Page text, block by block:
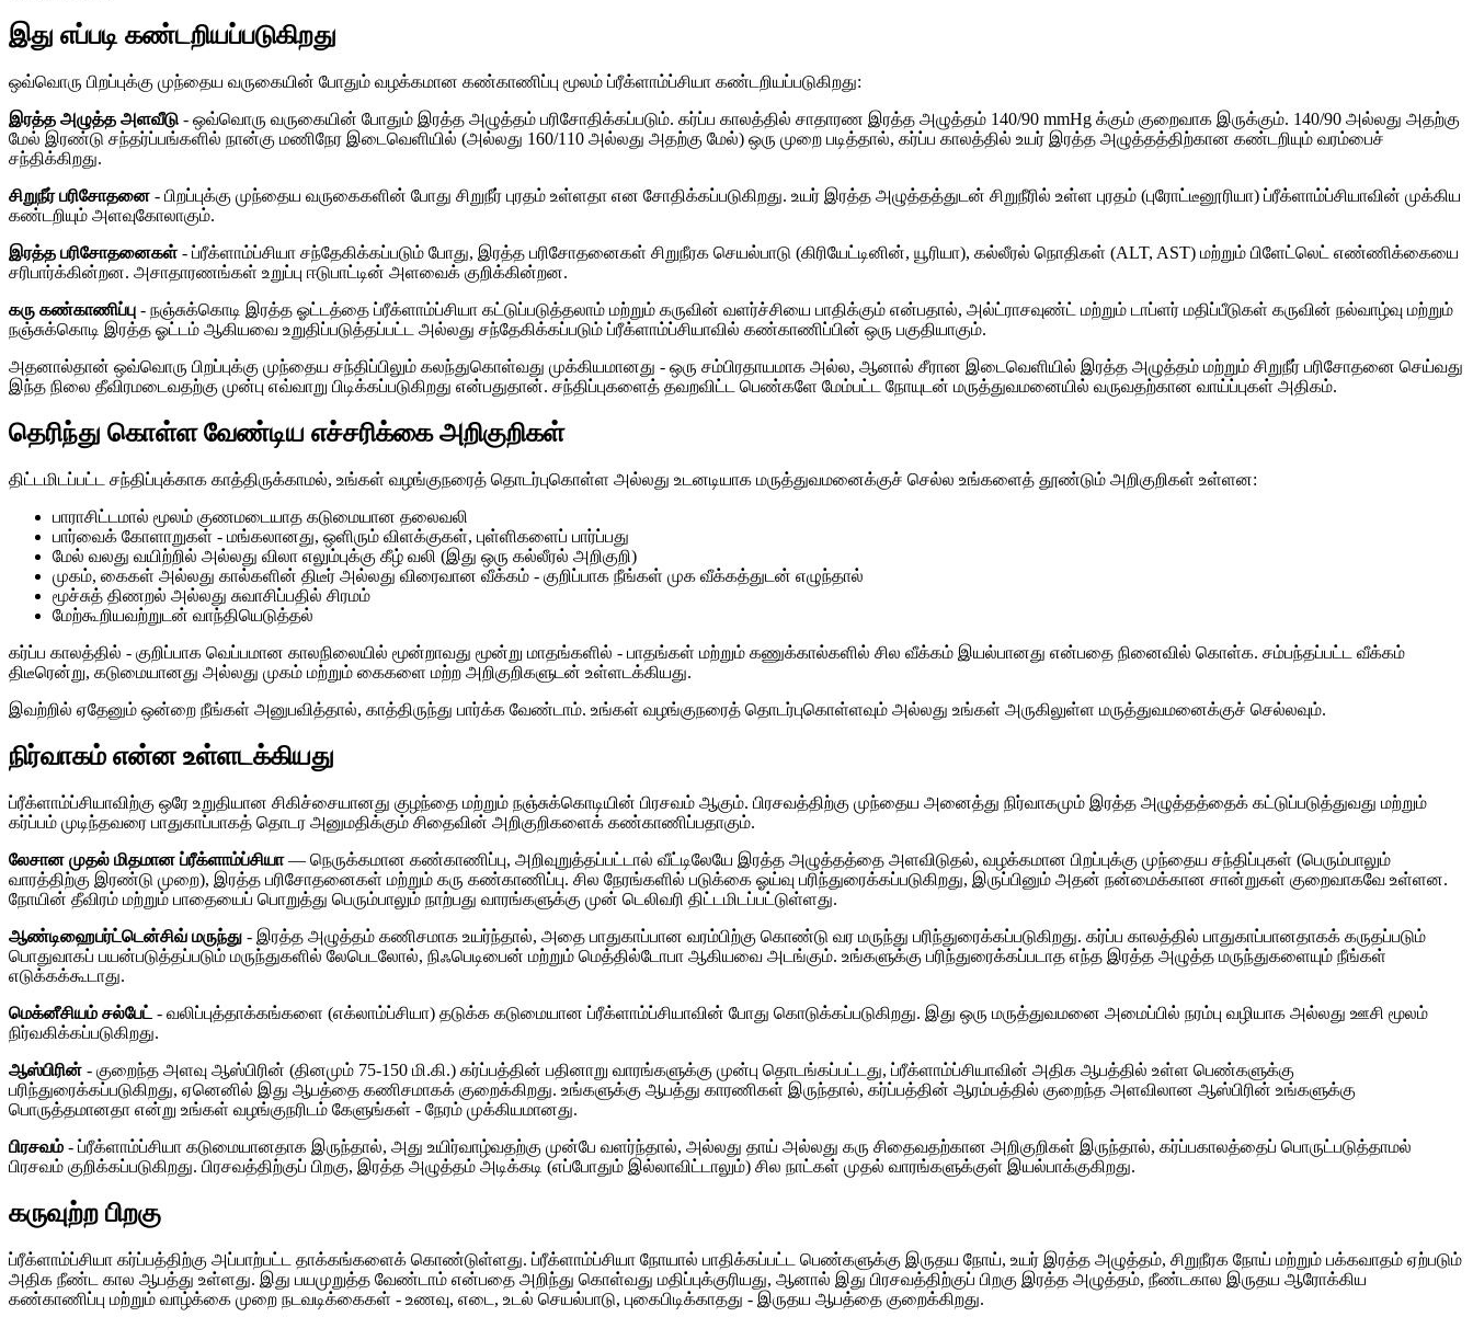
இது எப்படி கண்டறியப்படுகிறது
ஒவ்வொரு பிறப்புக்கு முந்தைய வருகையின் போதும் வழக்கமான கண்காணிப்பு மூலம் ப்ரீக்ளாம்ப்சியா கண்டறியப்படுகிறது:
இரத்த அழுத்த அளவீடு - ஒவ்வொரு வருகையின் போதும் இரத்த அழுத்தம் பரிசோதிக்கப்படும். கர்ப்ப காலத்தில் சாதாரண இரத்த அழுத்தம் 140/90 mmHg க்கும் குறைவாக இருக்கும். 140/90 அல்லது அதற்கு
மேல் இரண்டு சந்தர்ப்பங்களில் நான்கு மணிநேர இடைவெளியில் (அல்லது 160/110 அல்லது அதற்கு மேல்) ஒரு முறை படித்தால், கர்ப்ப காலத்தில் உயர் இரத்த அழுத்தத்திற்கான கண்டறியும் வரம்பைச்
சந்திக்கிறது.
சிறுநீர் பரிசோதனை - பிறப்புக்கு முந்தைய வருகைகளின் போது சிறுநீர் புரதம் உள்ளதா என சோதிக்கப்படுகிறது. உயர் இரத்த அழுத்தத்துடன் சிறுநீரில் உள்ள புரதம் (புரோட்டீனூரியா) ப்ரீக்ளாம்ப்சியாவின் முக்கிய
கண்டறியும் அளவுகோலாகும்.
இரத்த பரிசோதனைகள் - ப்ரீக்ளாம்ப்சியா சந்தேகிக்கப்படும் போது, ​​இரத்த பரிசோதனைகள் சிறுநீரக செயல்பாடு (கிரியேட்டினின், யூரியா), கல்லீரல் நொதிகள் (ALT, AST) மற்றும் பிளேட்லெட் எண்ணிக்கையை
சரிபார்க்கின்றன. அசாதாரணங்கள் உறுப்பு ஈடுபாட்டின் அளவைக் குறிக்கின்றன.
கரு கண்காணிப்பு - நஞ்சுக்கொடி இரத்த ஓட்டத்தை ப்ரீக்ளாம்ப்சியா கட்டுப்படுத்தலாம் மற்றும் கருவின் வளர்ச்சியை பாதிக்கும் என்பதால், அல்ட்ராசவுண்ட் மற்றும் டாப்ளர் மதிப்பீடுகள் கருவின் நல்வாழ்வு மற்றும்
நஞ்சுக்கொடி இரத்த ஓட்டம் ஆகியவை உறுதிப்படுத்தப்பட்ட அல்லது சந்தேகிக்கப்படும் ப்ரீக்ளாம்ப்சியாவில் கண்காணிப்பின் ஒரு பகுதியாகும்.
அதனால்தான் ஒவ்வொரு பிறப்புக்கு முந்தைய சந்திப்பிலும் கலந்துகொள்வது முக்கியமானது - ஒரு சம்பிரதாயமாக அல்ல, ஆனால் சீரான இடைவெளியில் இரத்த அழுத்தம் மற்றும் சிறுநீர் பரிசோதனை செய்வது
இந்த நிலை தீவிரமடைவதற்கு முன்பு எவ்வாறு பிடிக்கப்படுகிறது என்பதுதான். சந்திப்புகளைத் தவறவிட்ட பெண்களே மேம்பட்ட நோயுடன் மருத்துவமனையில் வருவதற்கான வாய்ப்புகள் அதிகம்.
தெரிந்து கொள்ள வேண்டிய எச்சரிக்கை அறிகுறிகள்
திட்டமிடப்பட்ட சந்திப்புக்காக காத்திருக்காமல், உங்கள் வழங்குநரைத் தொடர்புகொள்ள அல்லது உடனடியாக மருத்துவமனைக்குச் செல்ல உங்களைத் தூண்டும் அறிகுறிகள் உள்ளன:
பாராசிட்டமால் மூலம் குணமடையாத கடுமையான தலைவலி
பார்வைக் கோளாறுகள் - மங்கலானது, ஒளிரும் விளக்குகள், புள்ளிகளைப் பார்ப்பது
மேல் வலது வயிற்றில் அல்லது விலா எலும்புக்கு கீழ் வலி (இது ஒரு கல்லீரல் அறிகுறி)
முகம், கைகள் அல்லது கால்களின் திடீர் அல்லது விரைவான வீக்கம் - குறிப்பாக நீங்கள் முக வீக்கத்துடன் எழுந்தால்
மூச்சுத் திணறல் அல்லது சுவாசிப்பதில் சிரமம்
மேற்கூறியவற்றுடன் வாந்தியெடுத்தல்
கர்ப்ப காலத்தில் - குறிப்பாக வெப்பமான காலநிலையில் மூன்றாவது மூன்று மாதங்களில் - பாதங்கள் மற்றும் கணுக்கால்களில் சில வீக்கம் இயல்பானது என்பதை நினைவில் கொள்க. சம்பந்தப்பட்ட வீக்கம்
திடீரென்று, கடுமையானது அல்லது முகம் மற்றும் கைகளை மற்ற அறிகுறிகளுடன் உள்ளடக்கியது.
இவற்றில் ஏதேனும் ஒன்றை நீங்கள் அனுபவித்தால், காத்திருந்து பார்க்க வேண்டாம். உங்கள் வழங்குநரைத் தொடர்புகொள்ளவும் அல்லது உங்கள் அருகிலுள்ள மருத்துவமனைக்குச் செல்லவும்.
நிர்வாகம் என்ன உள்ளடக்கியது
ப்ரீக்ளாம்ப்சியாவிற்கு ஒரே உறுதியான சிகிச்சையானது குழந்தை மற்றும் நஞ்சுக்கொடியின் பிரசவம் ஆகும். பிரசவத்திற்கு முந்தைய அனைத்து நிர்வாகமும் இரத்த அழுத்தத்தைக் கட்டுப்படுத்துவது மற்றும்
கர்ப்பம் முடிந்தவரை பாதுகாப்பாகத் தொடர அனுமதிக்கும் சிதைவின் அறிகுறிகளைக் கண்காணிப்பதாகும்.
லேசான முதல் மிதமான ப்ரீக்ளாம்ப்சியா— நெருக்கமான கண்காணிப்பு, அறிவுறுத்தப்பட்டால் வீட்டிலேயே இரத்த அழுத்தத்தை அளவிடுதல், வழக்கமான பிறப்புக்கு முந்தைய சந்திப்புகள் (பெரும்பாலும்
வாரத்திற்கு இரண்டு முறை), இரத்த பரிசோதனைகள் மற்றும் கரு கண்காணிப்பு. சில நேரங்களில் படுக்கை ஓய்வு பரிந்துரைக்கப்படுகிறது, இருப்பினும் அதன் நன்மைக்கான சான்றுகள் குறைவாகவே உள்ளன.
நோயின் தீவிரம் மற்றும் பாதையைப் பொறுத்து பெரும்பாலும் நாற்பது வாரங்களுக்கு முன் டெலிவரி திட்டமிடப்பட்டுள்ளது.
ஆண்டிஹைபர்ட்டென்சிவ் மருந்து - இரத்த அழுத்தம் கணிசமாக உயர்ந்தால், அதை பாதுகாப்பான வரம்பிற்கு கொண்டு வர மருந்து பரிந்துரைக்கப்படுகிறது. கர்ப்ப காலத்தில் பாதுகாப்பானதாகக் கருதப்படும்
பொதுவாகப் பயன்படுத்தப்படும் மருந்துகளில் லேபெடலோல், நிஃபெடிபைன் மற்றும் மெத்தில்டோபா ஆகியவை அடங்கும். உங்களுக்கு பரிந்துரைக்கப்படாத எந்த இரத்த அழுத்த மருந்துகளையும் நீங்கள்
எடுக்கக்கூடாது.
மெக்னீசியம் சல்பேட் - வலிப்புத்தாக்கங்களை (எக்லாம்ப்சியா) தடுக்க கடுமையான ப்ரீக்ளாம்ப்சியாவின் போது கொடுக்கப்படுகிறது. இது ஒரு மருத்துவமனை அமைப்பில் நரம்பு வழியாக அல்லது ஊசி மூலம்
நிர்வகிக்கப்படுகிறது.
ஆஸ்பிரின் - குறைந்த அளவு ஆஸ்பிரின் (தினமும் 75-150 மி.கி.) கர்ப்பத்தின் பதினாறு வாரங்களுக்கு முன்பு தொடங்கப்பட்டது, ப்ரீக்ளாம்ப்சியாவின் அதிக ஆபத்தில் உள்ள பெண்களுக்கு
பரிந்துரைக்கப்படுகிறது, ஏனெனில் இது ஆபத்தை கணிசமாகக் குறைக்கிறது. உங்களுக்கு ஆபத்து காரணிகள் இருந்தால், கர்ப்பத்தின் ஆரம்பத்தில் குறைந்த அளவிலான ஆஸ்பிரின் உங்களுக்கு
பொருத்தமானதா என்று உங்கள் வழங்குநரிடம் கேளுங்கள் - நேரம் முக்கியமானது.
பிரசவம் - ப்ரீக்ளாம்ப்சியா கடுமையானதாக இருந்தால், அது உயிர்வாழ்வதற்கு முன்பே வளர்ந்தால், அல்லது தாய் அல்லது கரு சிதைவதற்கான அறிகுறிகள் இருந்தால், கர்ப்பகாலத்தைப் பொருட்படுத்தாமல்
பிரசவம் குறிக்கப்படுகிறது. பிரசவத்திற்குப் பிறகு, இரத்த அழுத்தம் அடிக்கடி (எப்போதும் இல்லாவிட்டாலும்) சில நாட்கள் முதல் வாரங்களுக்குள் இயல்பாக்குகிறது.
கருவுற்ற பிறகு
ப்ரீக்ளாம்ப்சியா கர்ப்பத்திற்கு அப்பாற்பட்ட தாக்கங்களைக் கொண்டுள்ளது. ப்ரீக்ளாம்ப்சியா நோயால் பாதிக்கப்பட்ட பெண்களுக்கு இருதய நோய், உயர் இரத்த அழுத்தம், சிறுநீரக நோய் மற்றும் பக்கவாதம் ஏற்படும்
அதிக நீண்ட கால ஆபத்து உள்ளது. இது பயமுறுத்த வேண்டாம் என்பதை அறிந்து கொள்வது மதிப்புக்குரியது, ஆனால் இது பிரசவத்திற்குப் பிறகு இரத்த அழுத்தம், நீண்டகால இருதய ஆரோக்கிய
கண்காணிப்பு மற்றும் வாழ்க்கை முறை நடவடிக்கைகள் - உணவு, எடை, உடல் செயல்பாடு, புகைபிடிக்காதது - இருதய ஆபத்தை குறைக்கிறது.